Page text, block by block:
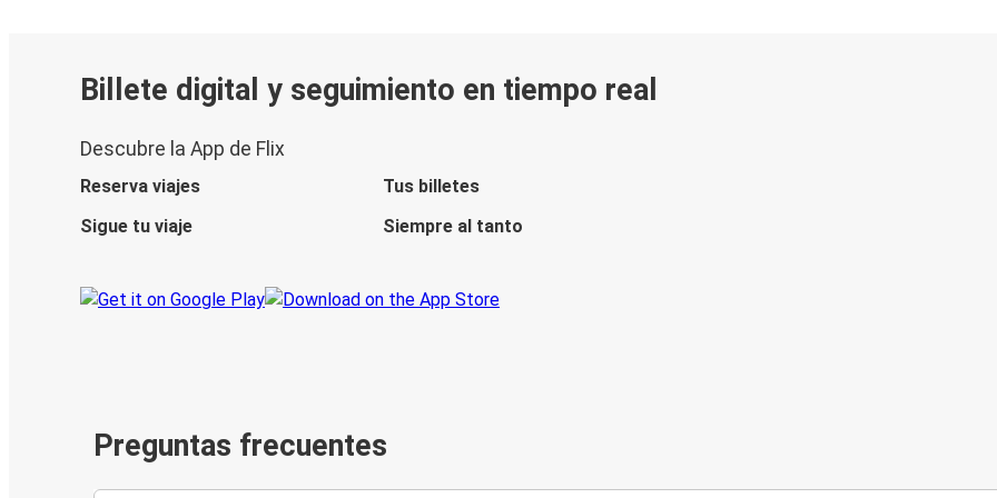
Billete digital y seguimiento en tiempo real
Descubre la App de Flix
Reserva viajes
Tus billetes
Sigue tu viaje
Siempre al tanto
Preguntas frecuentes